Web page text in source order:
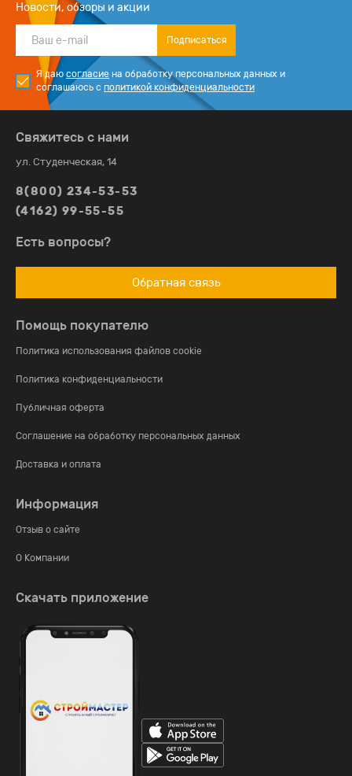
Новости, обзоры и акции
Подписаться
Я даю согласие на обработку персональных данных и
соглашаюсь с политикой конфиденциальности
Помощь покупателю
Политика использования файлов cookie
Политика конфиденциальности
Публичная оферта
Соглашение на обработку персональных данных
Доставка и оплата
Информация
Отзыв о сайте
О Компании
Свяжитесь с нами
ул. Студенческая, 14
8(800) 234-53-53
(4162) 99-55-55
Есть вопросы?
Обратная связь
Скачать приложение